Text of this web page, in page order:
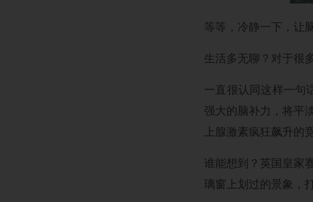
等等，冷静一下，让
生活多无聊？对于很
一直很认同这样一句
强大的脑补力，将平
上腺激素疯狂飙升的
谁能想到？英国皇家
璃窗上划过的景象，